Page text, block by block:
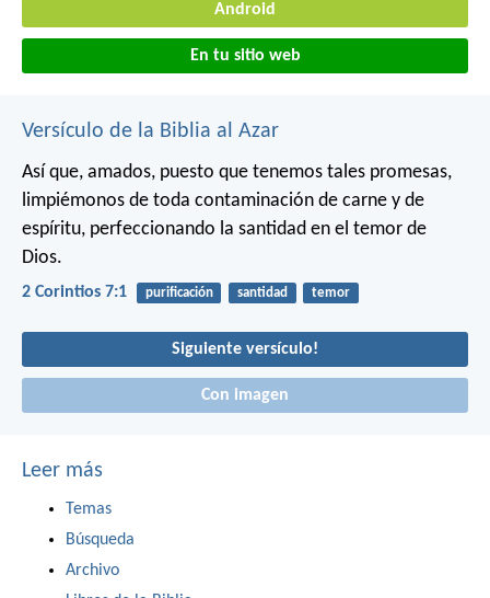
Android
En tu sitio web
Versículo de la Biblia al Azar
Así que, amados, puesto que tenemos tales promesas,
limpiémonos de toda contaminación de carne y de
espíritu, perfeccionando la santidad en el temor de
Dios.
2 Corintios 7:1 purificación santidad temor
Siguiente versículo!
Con imagen
Leer más
Temas
Búsqueda
Archivo